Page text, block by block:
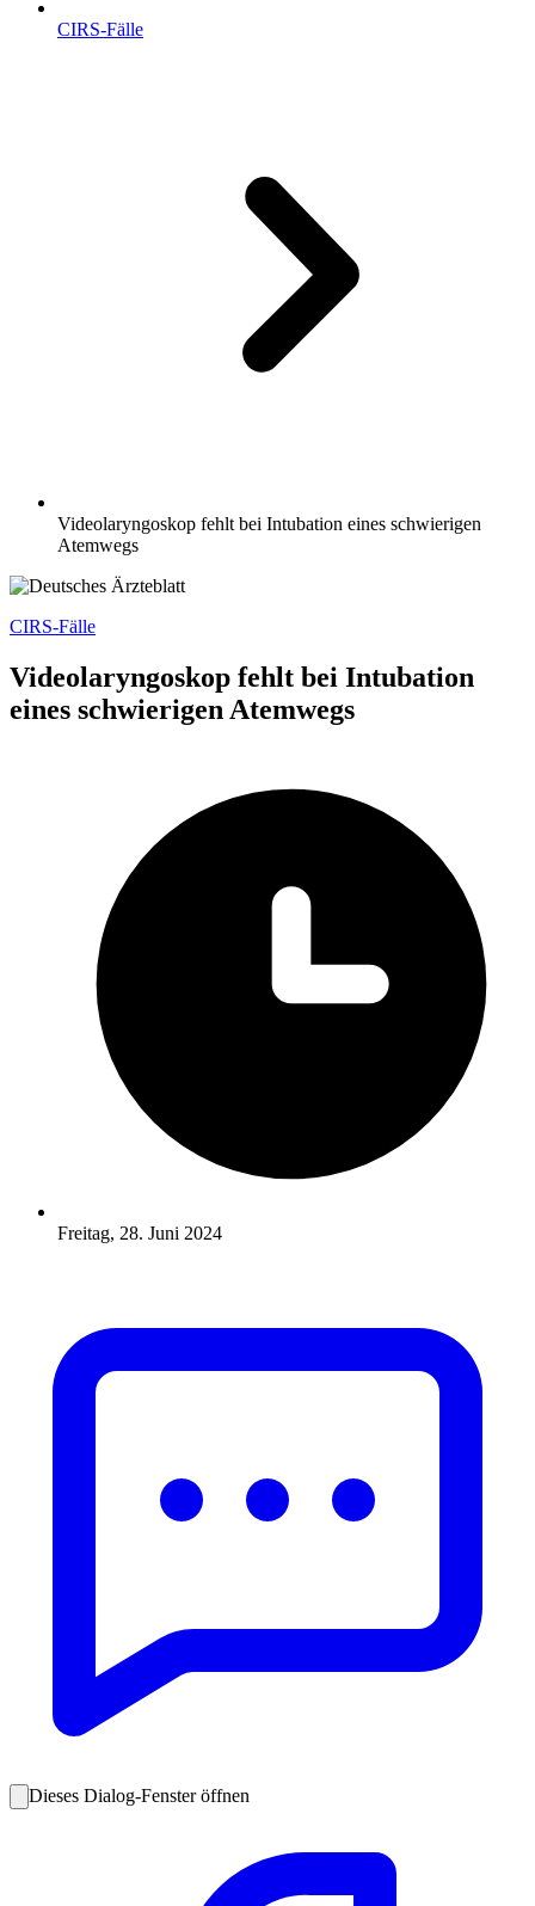
CIRS-Fälle
Videolaryngoskop fehlt bei Intubation eines schwierigen
Atemwegs
CIRS-Fälle
Videolaryngoskop fehlt bei Intubation
eines schwierigen Atemwegs
Freitag, 28. Juni 2024
Dieses Dialog-Fenster öffnen